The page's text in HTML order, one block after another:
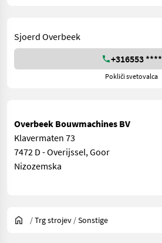
Sjoerd Overbeek
+316553 ****
Pokliči svetovalca
Overbeek Bouwmachines BV
Klavermaten 73
7472 D - Overijssel, Goor
Nizozemska
/Trg strojev /Sonstige